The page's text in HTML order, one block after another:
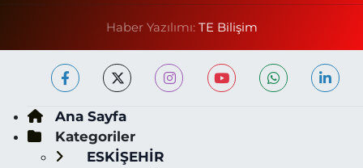
Haber Yazılımı: TE Bilişim
Ana Sayfa
Kategoriler
ESKİŞEHİR